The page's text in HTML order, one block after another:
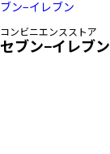
コンビニエンスストア
セブン−イレブン